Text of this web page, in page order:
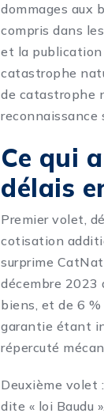
dommages aux
compris dans
et la publication
catastrophe
de catastrophe
reconnaissance
Ce qui
délais
Premier volet,
cotisation
surprime
décembre 2023
biens, et de 6
garantie étant
répercuté
Deuxième volet
dite « loi Baudu